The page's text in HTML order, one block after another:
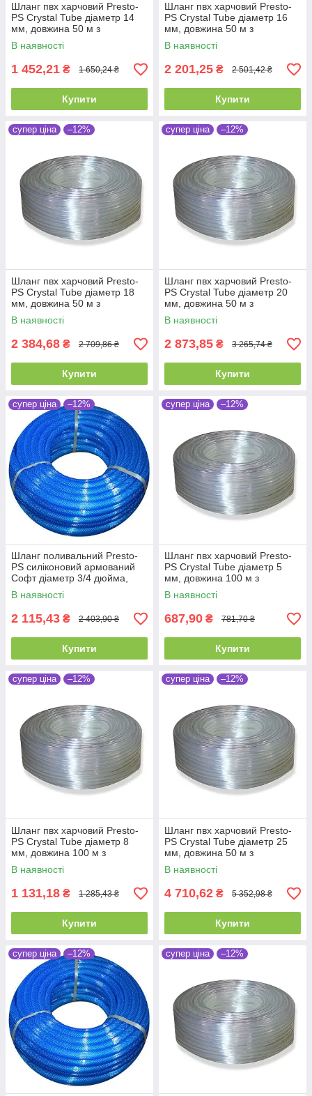
Шланг пвх харчовий Presto-
PS Сrystal Tube діаметр 14
мм, довжина 50 м з
маркуванням метражу (PVH
14 PS)
В наявності
1 452,21 ₴ 1 650,24 ₴
Купити
Шланг пвх харчовий Presto-
PS Сrystal Tube діаметр 16
мм, довжина 50 м з
маркуванням метражу (PVH
16 PS)
В наявності
2 201,25 ₴ 2 501,42 ₴
Купити
супер ціна –12%
Шланг пвх харчовий Presto-
PS Сrystal Tube діаметр 18
мм, довжина 50 м з
маркуванням метражу (PVH
18 PS)
В наявності
2 384,68 ₴ 2 709,86 ₴
Купити
супер ціна –12%
Шланг пвх харчовий Presto-
PS Сrystal Tube діаметр 20
мм, довжина 50 м з
маркуванням метражу (PVH
20 PS)
В наявності
2 873,85 ₴ 3 265,74 ₴
Купити
супер ціна –12%
Шланг поливальний Presto-
PS силіконовий армований
Софт діаметр 3/4 дюйма,
довжина 50 м (SFN3/4 50)
В наявності
2 115,43 ₴ 2 403,90 ₴
Купити
супер ціна –12%
Шланг пвх харчовий Presto-
PS Сrystal Tube діаметр 5
мм, довжина 100 м з
маркуванням метражу (PVH
5 PS)
В наявності
687,90 ₴ 781,70 ₴
Купити
супер ціна –12%
Шланг пвх харчовий Presto-
PS Сrystal Tube діаметр 8
мм, довжина 100 м з
маркуванням метражу (PVH
8 PS)
В наявності
1 131,18 ₴ 1 285,43 ₴
Купити
супер ціна –12%
Шланг пвх харчовий Presto-
PS Сrystal Tube діаметр 25
мм, довжина 50 м з
маркуванням метражу (PVH
25 PS)
В наявності
4 710,62 ₴ 5 352,98 ₴
Купити
супер ціна –12% супер ціна –12%